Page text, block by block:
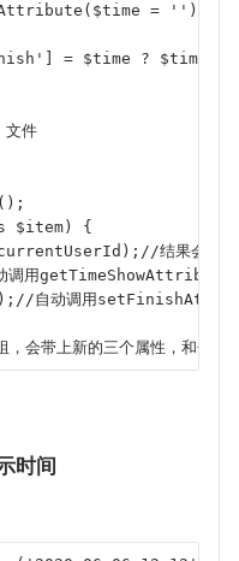
= '')
= $time ? $time :
件
$item) {
结果会新
用getTimeShowAttribute方
自动调用
带上新的三个属性，和分页
时间